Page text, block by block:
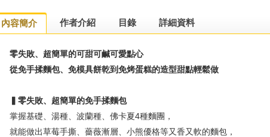
內容簡介 作者介紹 目錄 詳細資料
零失敗、超簡單的可甜可鹹可愛點心
從免手揉麵包、免模具餅乾到免烤蛋糕的造型甜點輕鬆做
▍零失敗、超簡單的免手揉麵包
掌握基礎、湯種、波蘭種、佛卡夏4種麵團，
就能做出草莓手撕、薔薇漸層、小熊優格等又香又軟的麵包，